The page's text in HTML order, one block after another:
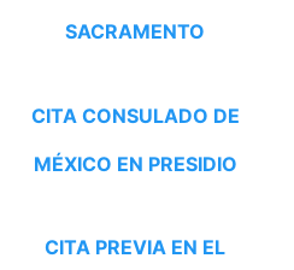
SACRAMENTO
CITA CONSULADO DE
MÉXICO EN PRESIDIO
CITA PREVIA EN EL